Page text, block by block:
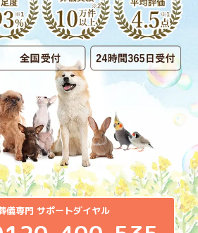
儀専門 サポートダイヤル